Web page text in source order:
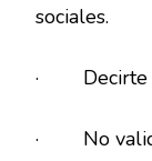
sociales.
· Decirte
· No